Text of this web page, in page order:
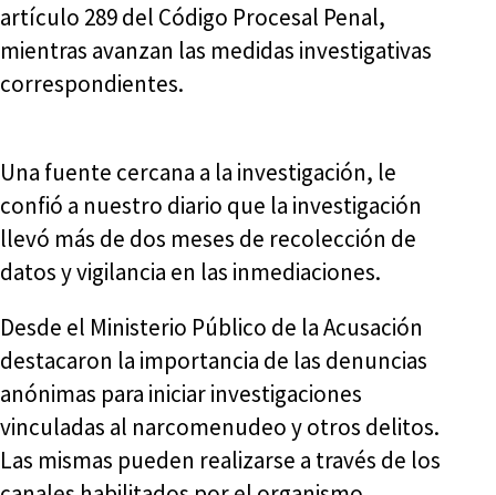
artículo 289 del Código Procesal Penal,
mientras avanzan las medidas investigativas
correspondientes.
Una fuente cercana a la investigación, le
confió a nuestro diario que la investigación
llevó más de dos meses de recolección de
datos y vigilancia en las inmediaciones.
Desde el Ministerio Público de la Acusación
destacaron la importancia de las denuncias
anónimas para iniciar investigaciones
vinculadas al narcomenudeo y otros delitos.
Las mismas pueden realizarse a través de los